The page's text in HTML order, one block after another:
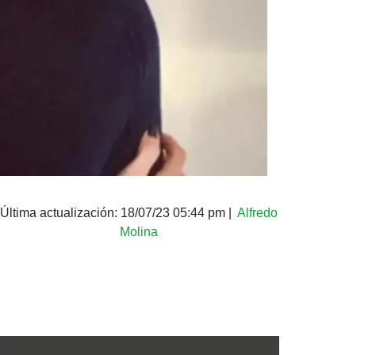
Última actualización: 18/07/23 05:44 pm
Alfredo
Molina